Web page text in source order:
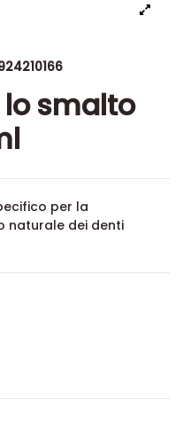
smalto
per la
naturale dei denti